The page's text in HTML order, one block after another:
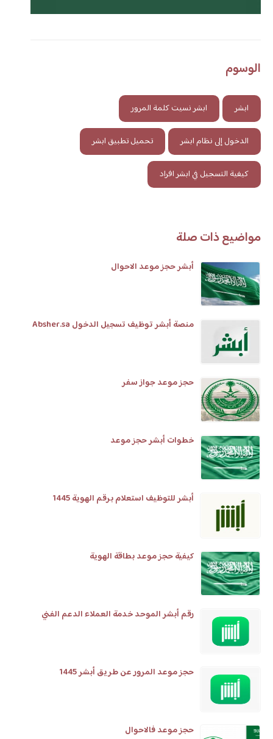
الوسوم
ابشر ابشر نسيت كلمة المرور
الدخول إلى نظام ابشر تحميل تطبيق ابشر
كيفية التسجيل في ابشر افراد
مواضيع ذات صلة
أبشر حجز موعد الاحوال
منصة أبشر توظيف تسجيل الدخول Absher.sa
حجز موعد جواز سفر
خطوات أبشر حجز موعد
أبشر للتوظيف استعلام برقم الهوية 1445
كيفية حجز موعد بطاقة الهوية
رقم أبشر الموحد خدمة العملاء الدعم الفني
حجز موعد المرور عن طريق أبشر 1445
حجز موعد فالاحوال